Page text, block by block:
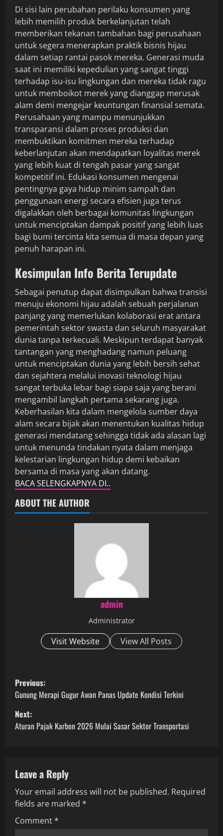
Di sisi lain perubahan perilaku konsumen yang
lebih memilih produk berkelanjutan telah
memberikan tekanan tambahan bagi perusahaan
untuk segera menerapkan praktik bisnis hijau
dalam setiap rantai pasok mereka. Generasi muda
saat ini memiliki kepedulian yang sangat tinggi
terhadap isu-isu lingkungan dan mereka tidak ragu
untuk memboikot merek yang dianggap merusak
alam demi mengejar keuntungan finansial semata.
Perusahaan yang mampu menunjukkan
transparansi dalam proses produksi dan
membuktikan komitmen mereka terhadap
keberlanjutan akan mendapatkan loyalitas merek
yang lebih kuat di tengah pasar yang sangat
kompetitif ini. Edukasi konsumen mengenai
pentingnya gaya hidup minim sampah dan
penggunaan energi secara efisien juga terus
digalakkan oleh berbagai komunitas lingkungan
untuk menciptakan dampak positif yang lebih luas
bagi bumi tercinta kita semua di masa depan yang
penuh harapan ini.
Kesimpulan Info Berita Terupdate
Sebagai penutup dapat disimpulkan bahwa transisi
menuju ekonomi hijau adalah sebuah perjalanan
panjang yang memerlukan kolaborasi erat antara
pemerintah sektor swasta dan seluruh masyarakat
dunia tanpa terkecuali. Meskipun terdapat banyak
tantangan yang menghadang namun peluang
untuk menciptakan dunia yang lebih bersih sehat
dan sejahtera melalui inovasi teknologi hijau
sangat terbuka lebar bagi siapa saja yang berani
mengambil langkah pertama sekarang juga.
Keberhasilan kita dalam mengelola sumber daya
alam secara bijak akan menentukan kualitas hidup
generasi mendatang sehingga tidak ada alasan lagi
untuk menunda tindakan nyata dalam menjaga
kelestarian lingkungan hidup demi kebaikan
bersama di masa yang akan datang.
BACA SELENGKAPNYA DI..
ABOUT THE AUTHOR
admin
Administrator
Visit Website View All Posts
P
o
s
a
v
i
Previous:
Gunung Merapi Gugur Awan Panas Update Kondisi Terkini
Next:
Aturan Pajak Karbon 2026 Mulai Sasar Sektor Transportasi
Leave a Reply
Your email address will not be published. Required
fields are marked *
Comment*